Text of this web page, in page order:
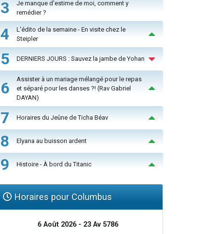
3
Je manque d'estime de moi, comment y
remédier ?
4
L'édito de la semaine - En visite chez le
Steipler
5 DERNIERS JOURS : Sauvez la jambe de Yohan
6
Assister à un mariage mélangé pour le repas
et séparé pour les danses ?! (Rav Gabriel
DAYAN)
7 Horaires du Jeûne de Ticha Béav
8 Elyana au buisson ardent
9 Histoire - À bord du Titanic
Horaires pour Columbus
6 Août 2026 - 23 Av 5786